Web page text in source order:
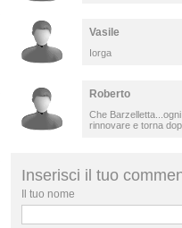
Vasile
Iorga
Roberto
Che
rinnovare e torna
Inserisci il tuo
Il tuo nome